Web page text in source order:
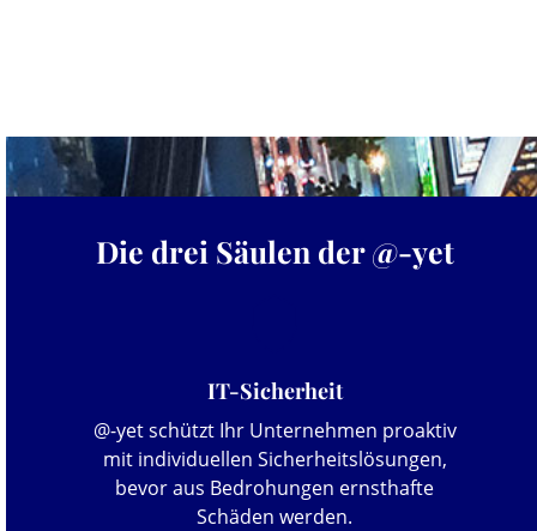
Die drei Säulen der @-yet
IT-Sicherheit
@-yet schützt Ihr Unternehmen proaktiv
mit individuellen Sicherheitslösungen,
bevor aus Bedrohungen ernsthafte
Schäden werden.